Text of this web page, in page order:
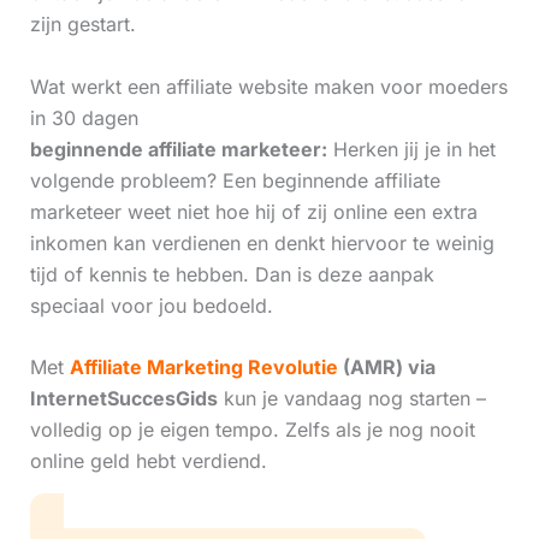
zijn gestart.
Wat werkt een affiliate website maken voor moeders
in 30 dagen
beginnende affiliate marketeer: Herken jij je in het
volgende probleem? Een beginnende affiliate
marketeer weet niet hoe hij of zij online een extra
inkomen kan verdienen en denkt hiervoor te weinig
tijd of kennis te hebben. Dan is deze aanpak
speciaal voor jou bedoeld.
Met Affiliate Marketing Revolutie (AMR) via
InternetSuccesGidskun je vandaag nog starten –
volledig op je eigen tempo. Zelfs als je nog nooit
online geld hebt verdiend.